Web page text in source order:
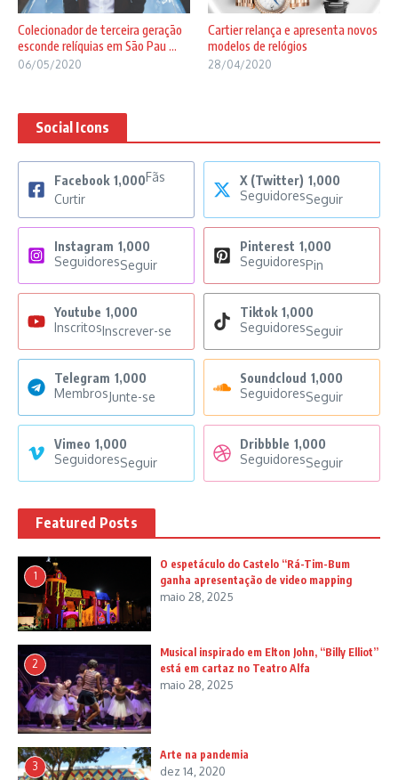
Colecionador de terceira geração
esconde relíquias em São Pau ...
06/05/2020
Cartier relança e apresenta novos
modelos de relógios
28/04/2020
Social Icons
Facebook 1,000Fãs
Curtir
X (Twitter) 1,000
SeguidoresSeguir
Instagram 1,000
SeguidoresSeguir
Pinterest 1,000
SeguidoresPin
Youtube 1,000
InscritosInscrever-se
Tiktok 1,000
SeguidoresSeguir
Telegram 1,000
MembrosJunte-se
Soundcloud 1,000
SeguidoresSeguir
Vimeo 1,000
SeguidoresSeguir
Dribbble 1,000
SeguidoresSeguir
Featured Posts
1
O espetáculo do Castelo “Rá-Tim-Bum
ganha apresentação de video mapping
maio 28, 2025
2
Musical inspirado em Elton John, “Billy Elliot”
está em cartaz no Teatro Alfa
maio 28, 2025
3
Arte na pandemia
dez 14, 2020